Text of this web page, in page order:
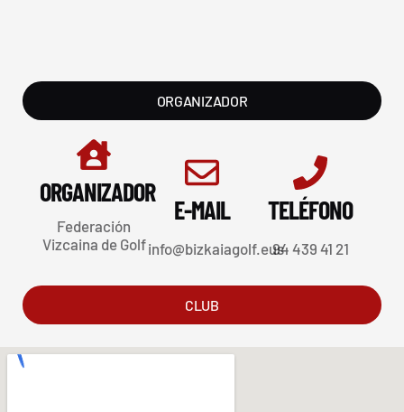
ORGANIZADOR
CLUB
ORGANIZADOR
Federación
Vizcaina de Golf
E-MAIL
info@bizkaiagolf.eus
TELÉFONO
94 439 41 21